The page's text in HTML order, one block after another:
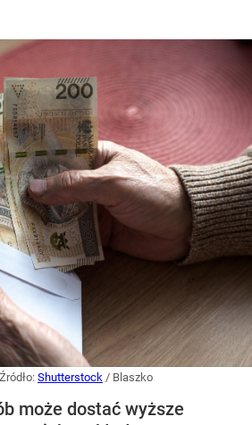
Shutterstock / Blaszko
może dostać wyższe